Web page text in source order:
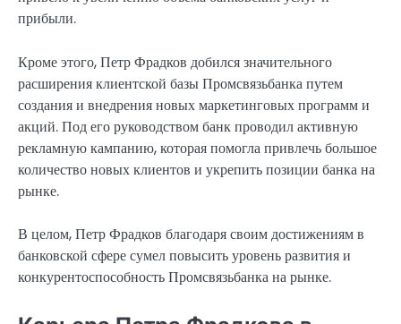
прибыли.
Кроме этого, Петр Фрадков добился значительного
расширения клиентской базы Промсвязьбанка путем
создания и внедрения новых маркетинговых программ и
акций. Под его руководством банк проводил активную
рекламную кампанию, которая помогла привлечь большое
количество новых клиентов и укрепить позиции банка на
рынке.
В целом, Петр Фрадков благодаря своим достижениям в
банковской сфере сумел повысить уровень развития и
конкурентоспособность Промсвязьбанка на рынке.